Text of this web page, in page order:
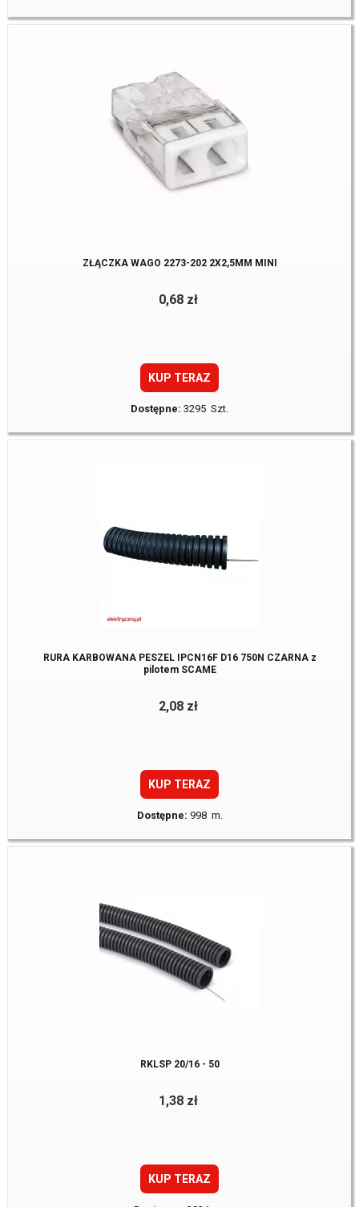
ZŁĄCZKA WAGO 2273-202 2X2,5MM MINI
0,68 zł
KUP TERAZ
Dostępne: 3295 Szt.
RURA KARBOWANA PESZEL IPCN16F D16 750N CZARNA z
pilotem SCAME
2,08 zł
KUP TERAZ
Dostępne: 998 m.
RKLSP 20/16 - 50
1,38 zł
KUP TERAZ